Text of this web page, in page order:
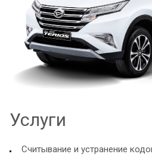
Услуги
Считывание и устранение